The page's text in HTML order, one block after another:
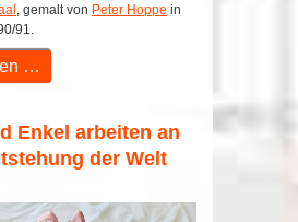
, gemalt von Peter Hoppe in
91.
…
Enkel arbeiten an
der Welt